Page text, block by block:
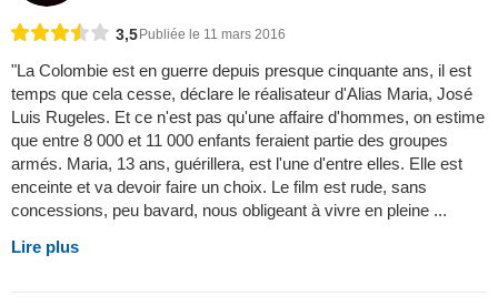
3,5Publiée le 11 mars 2016
"La Colombie est en guerre depuis presque cinquante ans, il est
temps que cela cesse, déclare le réalisateur d'Alias Maria, José
Luis Rugeles. Et ce n'est pas qu'une affaire d'hommes, on estime
que entre 8 000 et 11 000 enfants feraient partie des groupes
armés. Maria, 13 ans, guérillera, est l'une d'entre elles. Elle est
enceinte et va devoir faire un choix. Le film est rude, sans
concessions, peu bavard, nous obligeant à vivre en pleine ...
Lire plus